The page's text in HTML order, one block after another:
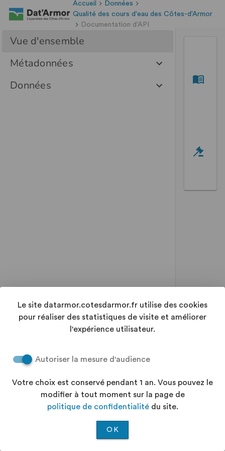
Accueil
Données
Qualité des cours d'eau des Côtes-d'Armor
Documentation d'API
Le site datarmor.cotesdarmor.fr utilise des cookies
pour réaliser des statistiques de visite et améliorer
l'expérience utilisateur.
Autoriser la mesure d'audience
Votre choix est conservé pendant 1 an. Vous pouvez le
modifier à tout moment sur la page de
politique de confidentialitédu site.
OK